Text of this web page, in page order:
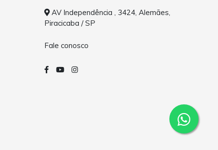
AV Independência , 3424, Alemães,
Piracicaba / SP
Fale conosco